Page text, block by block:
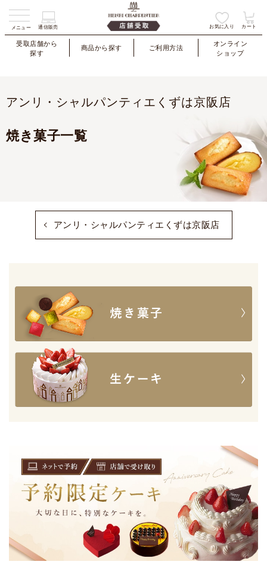
メニュー 通信販売 お気に入り カート
受取店舗から
探す
商品から探す ご利用方法
オンライン
ショップ
アンリ・シャルパンティエくずは京阪店
焼き菓子一覧
アンリ・シャルパンティエくずは京阪店